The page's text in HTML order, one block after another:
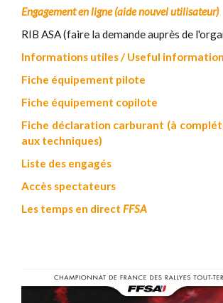
Engagement en ligne (aide nouvel utilisateur)
RIB ASA (faire la demande auprès de
Informations utiles / Useful
Fiche équipement pilote
Fiche équipement copilote
Fiche déclaration carburant (à
aux techniques)
Liste des engagés
Accès spectateurs
Les temps en direct FFSA